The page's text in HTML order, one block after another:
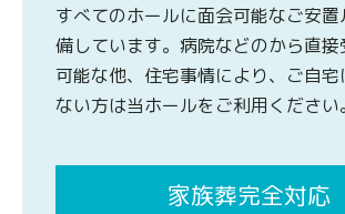
すべてのホールに面会可能なご安
備しています。病院などのから直接
可能な他、住宅事情により、ご自宅
ない方は当ホールをご利用ください。
家族葬完全対応